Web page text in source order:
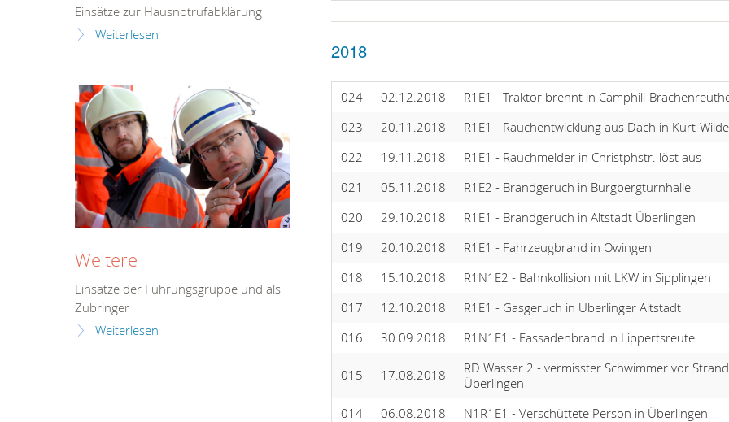
2018
024 02.12.2018
R1E1 - Traktor brennt in Camphill-
023
20.11.2018
R1E1 - Rauchentwicklung aus Dach in Kurt-
022
19.11.2018
R1E1 - Rauchmelder in Christphstr. löst aus
021
05.11.2018
R1E2 - Brandgeruch in Burgbergturnhalle
020
29.10.2018
R1E1 - Brandgeruch in Altstadt Überlingen
019
20.10.2018
R1E1 - Fahrzeugbrand in Owingen
018
15.10.2018
R1N1E2 - Bahnkollision mit LKW in Sipplingen
017
12.10.2018
R1E1 - Gasgeruch in Überlinger Altstadt
016
30.09.2018 R1N1E1 - Fassadenbrand in Lippertsreute
015 17.08.2018
RD Wasser 2 - vermisster Schwimmer vor
Überlingen
014
06.08.2018
N1R1E1 - Verschüttete Person in Überlingen
Einsätze zur Hausnotrufabklärung
Weiterlesen
Weitere
Einsätze der Führungsgruppe und als
Zubringer
Weiterlesen